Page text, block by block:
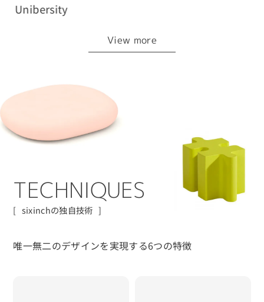
Unibersity
View more
TECHNIQUES
sixinchの独自技術
唯一無二のデザインを実現する6つの特徴